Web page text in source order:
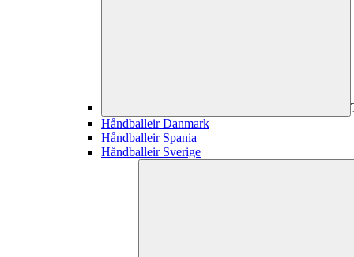
Håndballeir Danmark
Håndballeir Spania
Håndballeir Sverige